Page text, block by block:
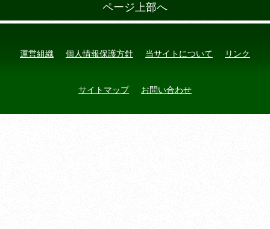
ページ上部へ
運営組織 個人情報保護方針 当サイトについて リンク
サイトマップ お問い合わせ